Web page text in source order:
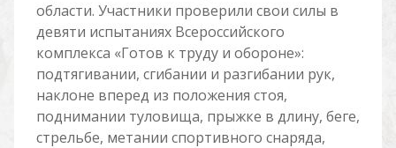
области. Участники проверили свои силы в
девяти испытаниях Всероссийского
комплекса «Готов к труду и обороне»:
подтягивании, сгибании и разгибании рук,
наклоне вперед из положения стоя,
поднимании туловища, прыжке в длину, беге,
стрельбе, метании спортивного снаряда,